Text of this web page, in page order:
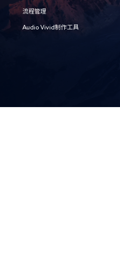
流程管理
Audio Vivid制作工具